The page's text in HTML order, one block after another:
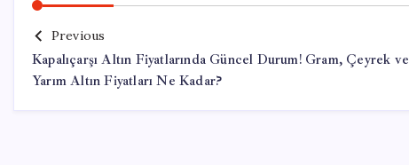
Previous
Kapalıçarşı Altın Fiyatlarında Güncel Durum! Gram, Çeyrek ve
Yarım Altın Fiyatları Ne Kadar?